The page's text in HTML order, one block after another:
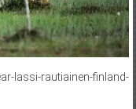
lassi-rautiainen-finland-